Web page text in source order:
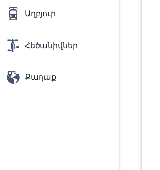
Աղբյուր
Հեծանիվներ
Քաղաք